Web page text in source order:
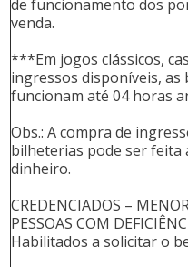
de funcionamento dos
venda.
***Em jogos clássicos,
ingressos disponíveis, as
funcionam até 04 horas
Obs.: A compra de
bilheterias pode ser feita
dinheiro.
CREDENCIADOS –
PESSOAS COM
Habilitados a solicitar o